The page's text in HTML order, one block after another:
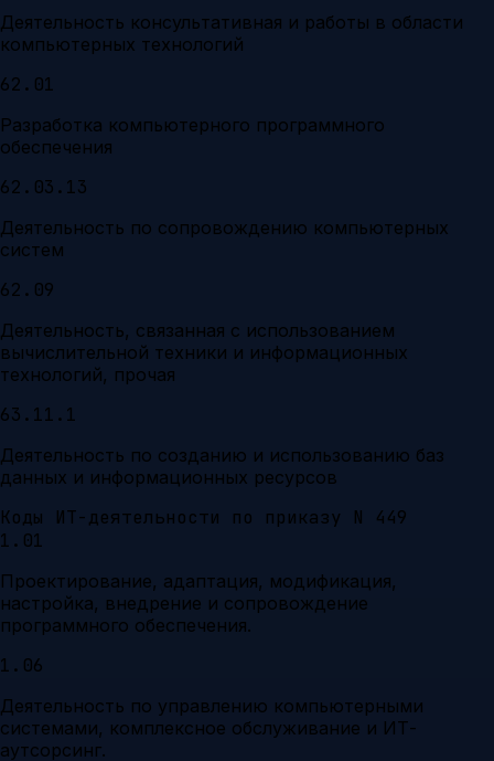
Деятельность консультативная и работы в области
компьютерных технологий
62.01
Разработка компьютерного программного
обеспечения
62.03.13
Деятельность по сопровождению компьютерных
систем
62.09
Деятельность, связанная с использованием
вычислительной техники и информационных
технологий, прочая
63.11.1
Деятельность по созданию и использованию баз
данных и информационных ресурсов
Коды ИТ-деятельности по приказу N 449
1.01
Проектирование, адаптация, модификация,
настройка, внедрение и сопровождение
программного обеспечения.
1.06
Деятельность по управлению компьютерными
системами, комплексное обслуживание и ИТ-
аутсорсинг.